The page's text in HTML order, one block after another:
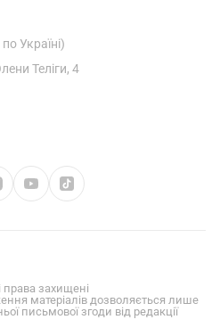
Україні)
Теліги, 4
захищені
матеріалів дозволяється лише
письмової згоди від редакції